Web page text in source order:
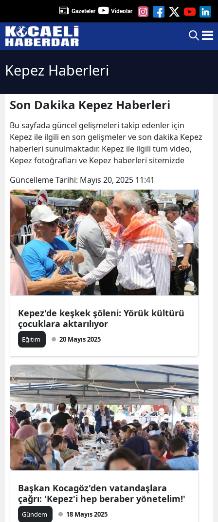
Gazeteler Videolar
Kepez Haberleri
Son Dakika Kepez Haberleri
Bu sayfada güncel gelişmeleri takip edenler için
Kepez ile ilgili en son gelişmeler ve son dakika Kepez
haberleri sunulmaktadır. Kepez ile ilgili tüm video,
Kepez fotoğrafları ve Kepez haberleri sitemizde
Güncelleme Tarihi: Mayıs 20, 2025 11:41
Kepez'de keşkek şöleni: Yörük kültürü
çocuklara aktarılıyor
Eğitim 20 Mayıs 2025
Başkan Kocagöz'den vatandaşlara
çağrı: 'Kepez'i hep beraber yönetelim!'
Gündem 18 Mayıs 2025